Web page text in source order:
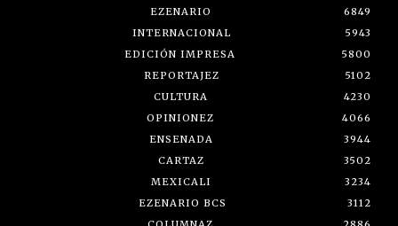
EZENARIO
6849
INTERNACIONAL
5943
EDICIÓN IMPRESA
5800
REPORTAJEZ
5102
CULTURA
4230
OPINIONEZ
4066
ENSENADA
3944
CARTAZ
3502
MEXICALI
3234
EZENARIO BCS
3112